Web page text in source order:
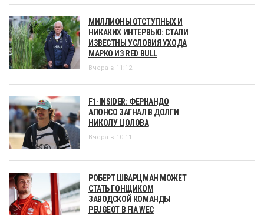
МИЛЛИОНЫ ОТСТУПНЫХ И
НИКАКИХ ИНТЕРВЬЮ: СТАЛИ
ИЗВЕСТНЫ УСЛОВИЯ УХОДА
МАРКО ИЗ RED BULL
Вчера в 11:12
F1-INSIDER: ФЕРНАНДО
АЛОНСО ЗАГНАЛ В ДОЛГИ
НИКОЛУ ЦОЛОВА
Вчера в 10:11
РОБЕРТ ШВАРЦМАН МОЖЕТ
СТАТЬ ГОНЩИКОМ
ЗАВОДСКОЙ КОМАНДЫ
PEUGEOT В FIA WEC